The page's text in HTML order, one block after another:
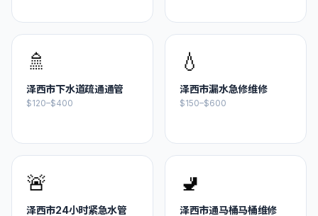
🚿
泽西市下水道疏通通管
$120–$400
💧
泽西市漏水急修维修
$150–$600
🚨
泽西市24小时紧急水管
🚽
泽西市通马桶马桶维修